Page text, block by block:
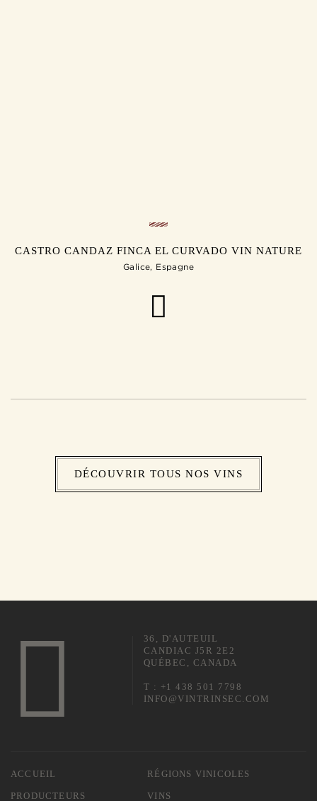
CASTRO CANDAZ FINCA EL CURVADO VIN NATURE
Galice, Espagne
DÉCOUVRIR TOUS NOS VINS
36, D'AUTEUIL
CANDIAC J5R 2E2
QUÉBEC, CANADA
T : +1 438 501 7798
INFO@VINTRINSEC.COM
ACCUEIL RÉGIONS VINICOLES
PRODUCTEURS VINS